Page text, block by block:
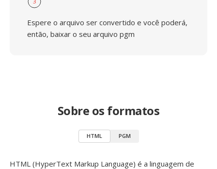
Espere o arquivo ser convertido e você poderá,
então, baixar o seu arquivo pgm
Sobre os formatos
HTML PGM
HTML (HyperText Markup Language) é a linguagem de